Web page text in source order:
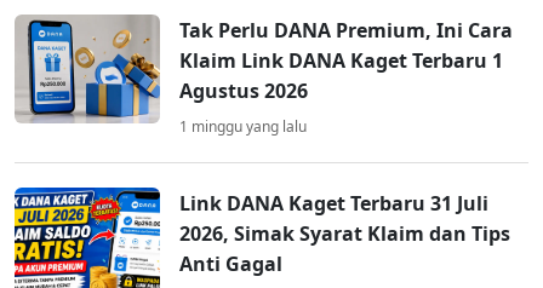
Tak Perlu DANA Premium, Ini Cara
Klaim Link DANA Kaget Terbaru 1
Agustus 2026
1 minggu yang lalu
Link DANA Kaget Terbaru 31 Juli
2026, Simak Syarat Klaim dan Tips
Anti Gagal